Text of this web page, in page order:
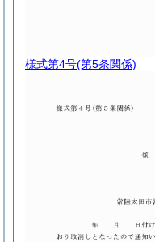
様式第4号(第5条関係)